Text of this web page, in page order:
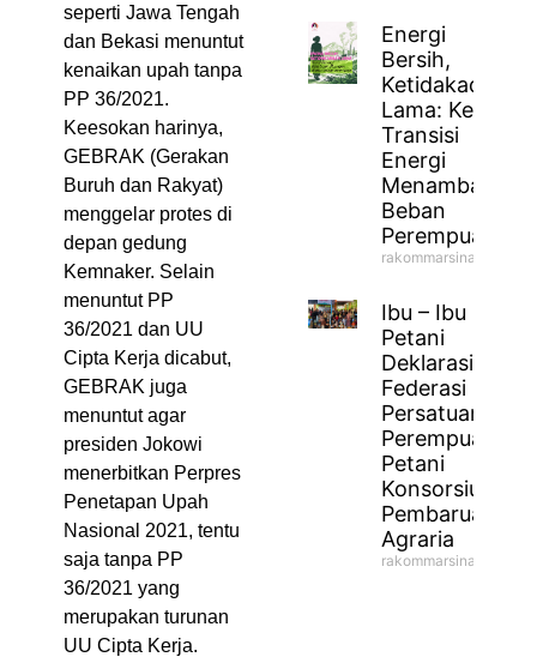
seperti Jawa Tengah
dan Bekasi menuntut
kenaikan upah tanpa
PP 36/2021.
Keesokan harinya,
GEBRAK (Gerakan
Buruh dan Rakyat)
menggelar protes di
depan gedung
Kemnaker. Selain
menuntut PP
36/2021 dan UU
Cipta Kerja dicabut,
GEBRAK juga
menuntut agar
presiden Jokowi
menerbitkan Perpres
Penetapan Upah
Nasional 2021, tentu
saja tanpa PP
36/2021 yang
merupakan turunan
UU Cipta Kerja.
Energi
Bersih,
Ketidakadilan
Lama: Ketika
Transisi
Energi
Menambah
Beban
Perempuan
rakommarsinahfm
Ibu – Ibu
Petani
Deklarasikan
Federasi
Persatuan
Perempuan
Petani
Konsorsium
Pembaruan
Agraria
rakommarsinahfm